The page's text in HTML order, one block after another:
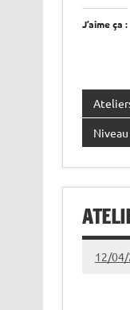
J’aime ça :
12/04/